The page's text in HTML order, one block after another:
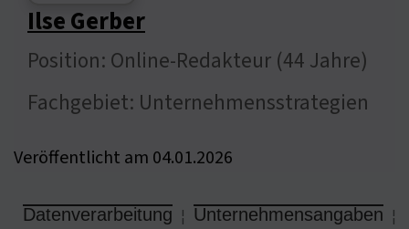
Ilse Gerber
Position: Online-Redakteur (44 Jahre)
Fachgebiet: Unternehmensstrategien
Veröffentlicht am 04.01.2026
Datenverarbeitung ¦ Unternehmensangaben ¦